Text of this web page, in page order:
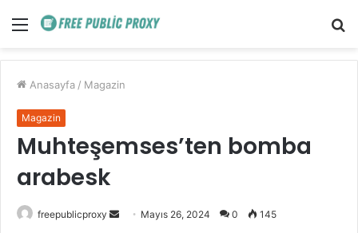
Menü
Anasayfa / Magazin
Magazin
Muhteşemses’ten bomba
arabesk
freepublicproxy
Bir
Mayıs 26, 2024 0 145